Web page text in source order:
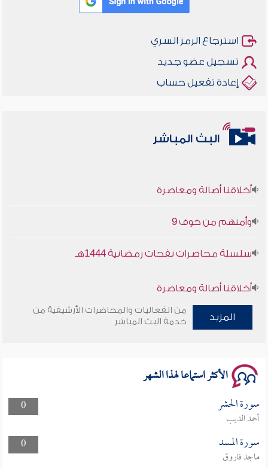
استرجاع الرمز السري
تسجيل عضو جديد
إعادة تفعيل حساب
البث المباشر
أخلاقنا أصالة ومعاصرة
وأمنهم من خوف 9
سلسلة محاضرات نفحات رمضانية 1444هـ
أخلاقنا أصالة ومعاصرة
وأمنهم من خوف 9
المزيد
من الفعاليات والمحاضرات الأرشيفية من
خدمة البث المباشر
الأكثر استماعا لهذا الشهر
0 سورة الحشر
أحمد الديب
0
سورة المسد
ماجد فاروق